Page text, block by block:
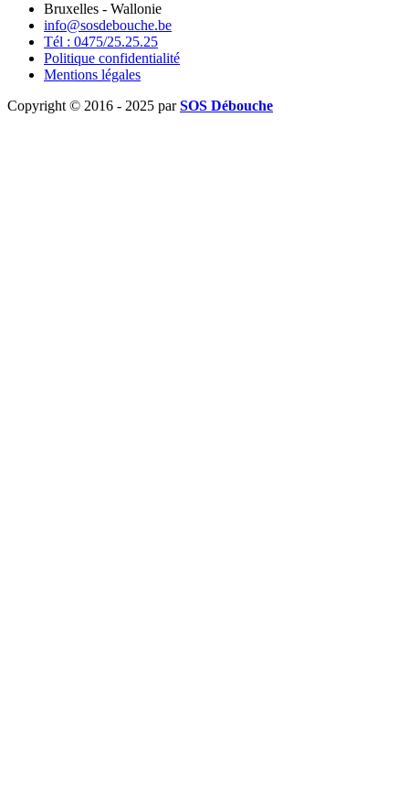
Bruxelles - Wallonie
info@sosdebouche.be
Tél : 0475/25.25.25
Politique confidentialité
Mentions légales
Copyright © 2016 - 2025 parSOS Débouche